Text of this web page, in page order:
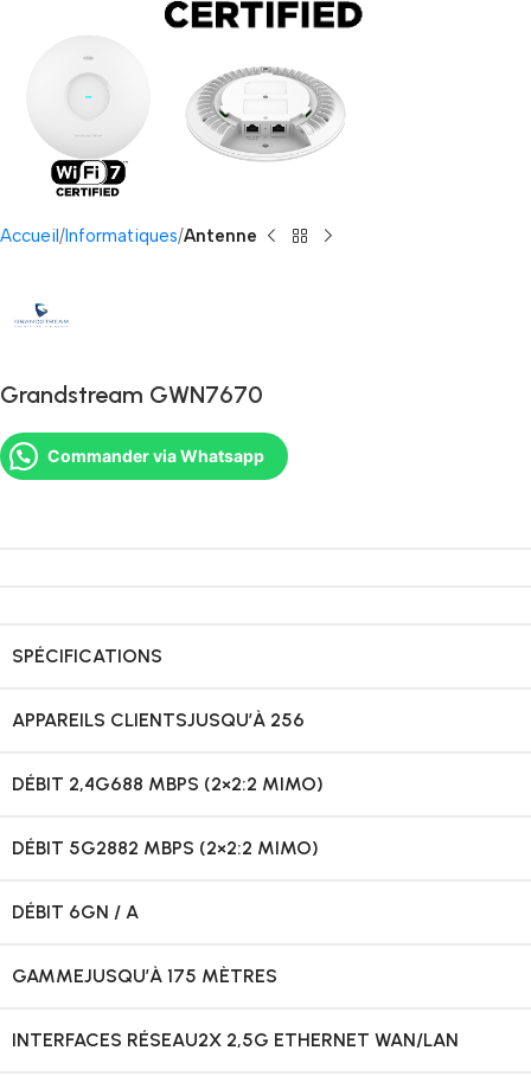
Accueil Informatiques Antenne
Grandstream GWN7670
Commander via Whatsapp
SPÉCIFICATIONS
APPAREILS CLIENTSJUSQU’À 256
DÉBIT 2,4G688 MBPS (2×2:2 MIMO)
DÉBIT 5G2882 ​​MBPS (2×2:2 MIMO)
DÉBIT 6GN / A
GAMMEJUSQU’À 175 MÈTRES
INTERFACES RÉSEAU2X 2,5G ETHERNET WAN/LAN